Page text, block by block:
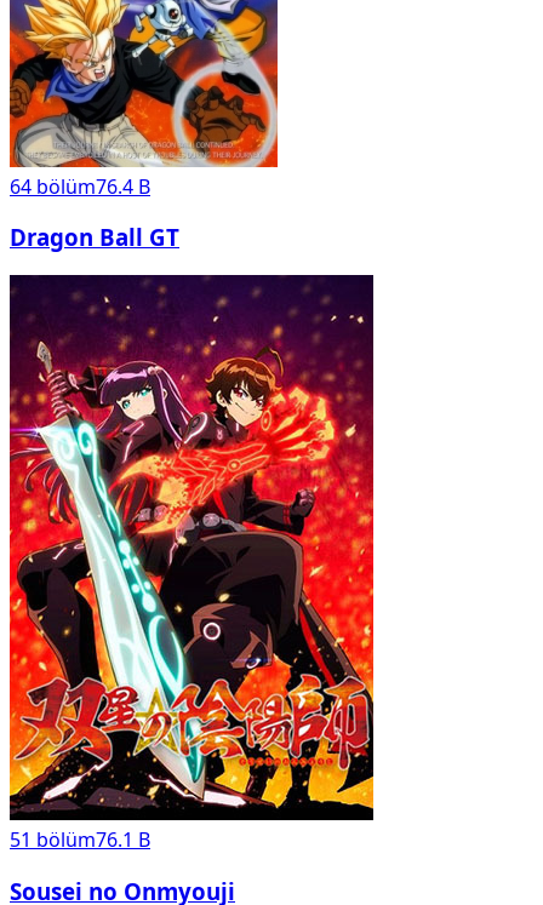
64 bölüm76.4 B
Dragon Ball GT
51 bölüm76.1 B
Sousei no Onmyouji